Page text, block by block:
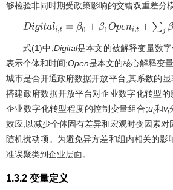
够检验非同时期受政策影响的交错双重差分
Digital ,t= β0+β1Openi,t+∑j βjX j,i,t+u
式(1)中, Digital是本文的被解释变量数
表示个体和时间;Open是本文的核心解释变
城市是否开通政府数据开放平台,其系数的
搭建政府数据开放平台对企业数字化转型的
企业数字化转型程度的控制变量组合;ut和vi
效应,以减少个体固有差异和宏观时变因素对
随机扰动项。为避免异方差和组内相关的影
准误聚类到企业层面。
1.3.2 变量定义